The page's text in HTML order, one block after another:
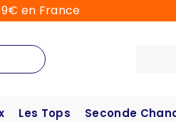
en France
Les Tops Seconde